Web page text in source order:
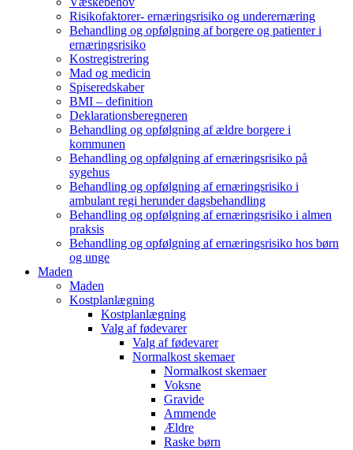
Risikofaktorer- ernæringsrisiko og underernæring
Behandling og opfølgning af borgere og patienter i
ernæringsrisiko
Kostregistrering
Mad og medicin
Spiseredskaber
BMI – definition
Deklarationsberegneren
Behandling og opfølgning af ældre borgere i
kommunen
Behandling og opfølgning af ernæringsrisiko på
sygehus
Behandling og opfølgning af ernæringsrisiko i
ambulant regi herunder dagsbehandling
Behandling og opfølgning af ernæringsrisiko i almen
praksis
Behandling og opfølgning af ernæringsrisiko hos børn
og unge
Maden
Maden
Kostplanlægning
Kostplanlægning
Valg af fødevarer
Valg af fødevarer
Normalkost skemaer
Normalkost skemaer
Voksne
Gravide
Ammende
Ældre
Raske børn